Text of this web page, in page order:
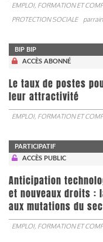
EMPLOI, FORMATION ET
PROTECTION SOCIALE
BIP BIP
ACCÈS ABONNÉ
Le taux de postes
leur attractivité
EMPLOI, FORMATION ET
PARTICIPATIF
ACCÈS PUBLIC
Anticipation
et nouveaux droits :
aux mutations du
EMPLOI, FORMATION ET